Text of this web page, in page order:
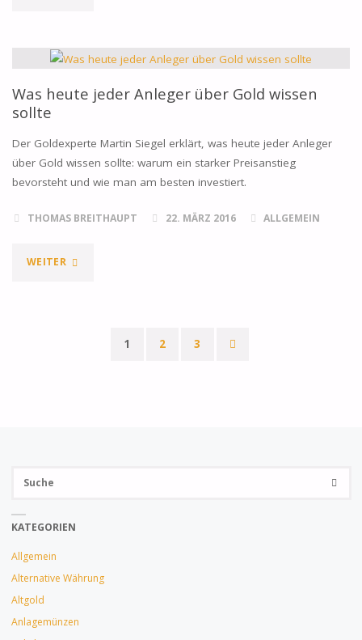
AUF
10-
HOCH"
Was heute jeder Anleger über Gold wissen
sollte
Der Goldexperte Martin Siegel erklärt, was heute jeder Anleger
über Gold wissen sollte: warum ein starker Preisanstieg
bevorsteht und wie man am besten investiert.
THOMAS BREITHAUPT 22. MÄRZ 2016 ALLGEMEIN
WEITER"WAS
1 2 3
SUCHE
KATEGORIEN
Allgemein
Alternative Währung
Altgold
Anlagemünzen